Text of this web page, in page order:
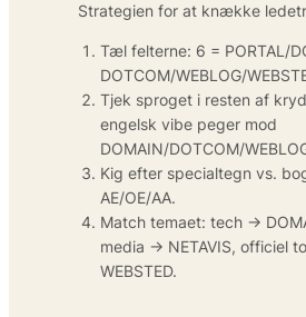
Strategien for at knække
Tæl felterne: 6 = PORTAL/
DOTCOM/WEBLOG/
Tjek sproget i resten af
engelsk vibe peger mod
DOMAIN/DOTCOM/
Kig efter specialtegn vs.
AE/OE/AA.
Match temaet: tech →
media → NETAVIS, officiel
WEBSTED.